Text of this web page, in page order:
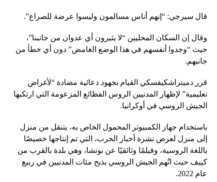
قال سيرجي: “إنهم أناس مسالمون وليسوا عرضة للصراع”.
وقال إن السكان المحليين “لا يثيرون أي عدوان من جانبنا”،
حيث “وجدوا أنفسهم في هذا الوضع الغامض” دون أي خطأ من
جانبهم.
قرر دميتراشكيفسكي القيام بجهود دعائية مضادة “لأغراض
تعليمية” لإظهار المدنيين الروس الفظائع المزعومة التي ارتكبها
الجيش الروسي في أوكرانيا.
باستخدام جهاز الكمبيوتر المحمول الخاص به، يتنقل من منزل
إلى منزل لعرض نشرة أخبار الحرب، التي تم إنتاجها خصيصًا
باللغة الروسية، وفيلمًا وثائقيًا عن بوتشا، وهي بلدة بالقرب من
كييف حيث اتُهم الجيش الروسي بذبح مئات المدنيين في ربيع
عام 2022.